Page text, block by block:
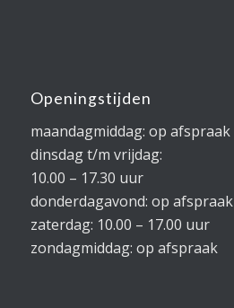
Openingstijden
maandagmiddag: op afspraak
dinsdag t/m vrijdag:
10.00 – 17.30 uur
donderdagavond: op afspraak
zaterdag: 10.00 – 17.00 uur
zondagmiddag: op afspraak